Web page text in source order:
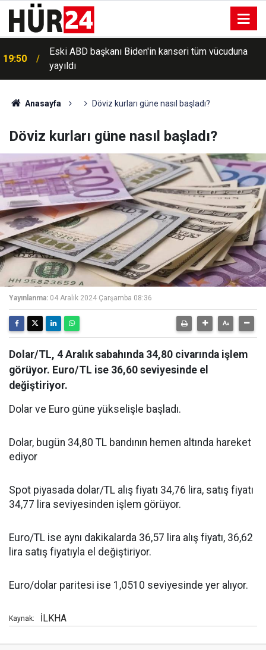
19:50
Eski ABD başkanı Biden'in kanseri tüm vücuduna
yayıldı
Anasayfa Döviz kurları güne nasıl başladı?
Döviz kurları güne nasıl başladı?
Yayınlanma: 04 Aralık 2024 Çarşamba 08:36
Dolar/TL, 4 Aralık sabahında 34,80 civarında işlem
görüyor. Euro/TL ise 36,60 seviyesinde el
değiştiriyor.
Dolar ve Euro güne yükselişle başladı.
Dolar, bugün 34,80 TL bandının hemen altında hareket
ediyor
Spot piyasada dolar/TL alış fiyatı 34,76 lira, satış fiyatı
34,77 lira seviyesinden işlem görüyor.
Euro/TL ise aynı dakikalarda 36,57 lira alış fiyatı, 36,62
lira satış fiyatıyla el değiştiriyor.
Euro/dolar paritesi ise 1,0510 seviyesinde yer alıyor.
Kaynak: İLKHA